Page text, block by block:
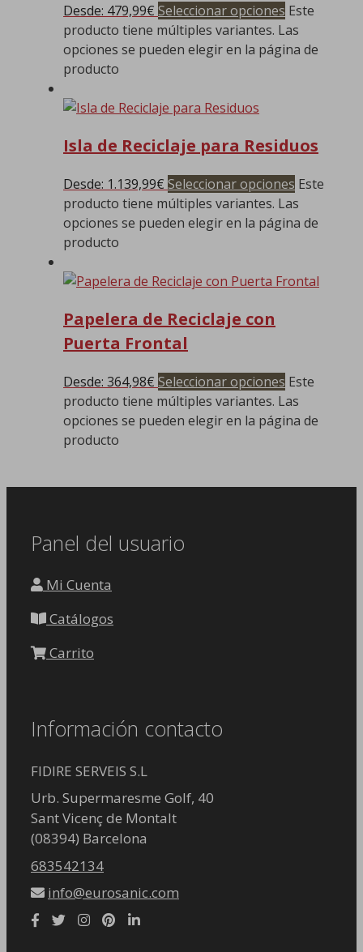
Desde: 479,99€ Seleccionar opciones Este
producto tiene múltiples variantes. Las
opciones se pueden elegir en la página de
producto
Isla de Reciclaje para Residuos
Desde: 1.139,99€ Seleccionar opciones Este
producto tiene múltiples variantes. Las
opciones se pueden elegir en la página de
producto
Papelera de Reciclaje con
Puerta Frontal
Desde: 364,98€ Seleccionar opciones Este
producto tiene múltiples variantes. Las
opciones se pueden elegir en la página de
producto
Panel del usuario
Mi Cuenta
Catálogos
Carrito
Información contacto
FIDIRE SERVEIS S.L
Urb. Supermaresme Golf, 40
Sant Vicenç de Montalt
(08394) Barcelona
683542134
info@eurosanic.com